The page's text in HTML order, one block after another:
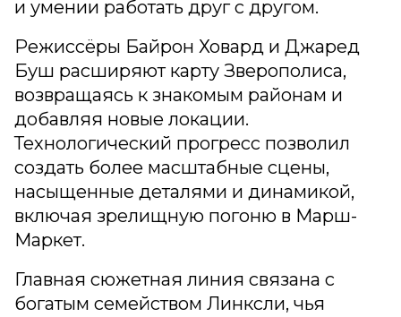
и умении работать друг с другом.
Режиссёры Байрон Ховард и Джаред
Буш расширяют карту Зверополиса,
возвращаясь к знакомым районам и
добавляя новые локации.
Технологический прогресс позволил
создать более масштабные сцены,
насыщенные деталями и динамикой,
включая зрелищную погоню в Марш-
Маркет.
Главная сюжетная линия связана с
богатым семейством Линксли, чья